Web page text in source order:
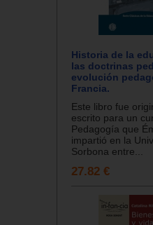
Historia de la
las doctrinas
evolución
Francia.
Este libro fue
escrito para un
Pedagogía que
impartió en la
Sorbona entre...
27.82 €